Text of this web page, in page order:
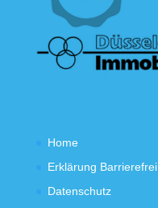
Home
Erklärung Barrierefrei
Datenschutz